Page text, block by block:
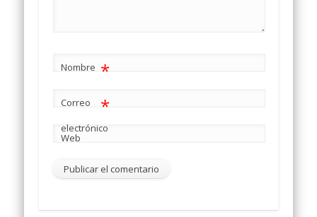
Nombre *
Correo
electrónico
*
Web